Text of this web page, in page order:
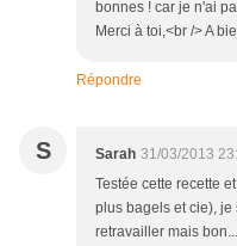
bonnes ! car je n'ai
Merci à toi,<br /> A
Répondre
S Sarah 31/03/2013
Testée cette recette
plus bagels et cie),
retravailler mais